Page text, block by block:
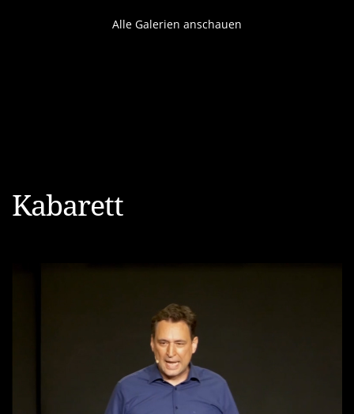
Alle Galerien anschauen
Kabarett